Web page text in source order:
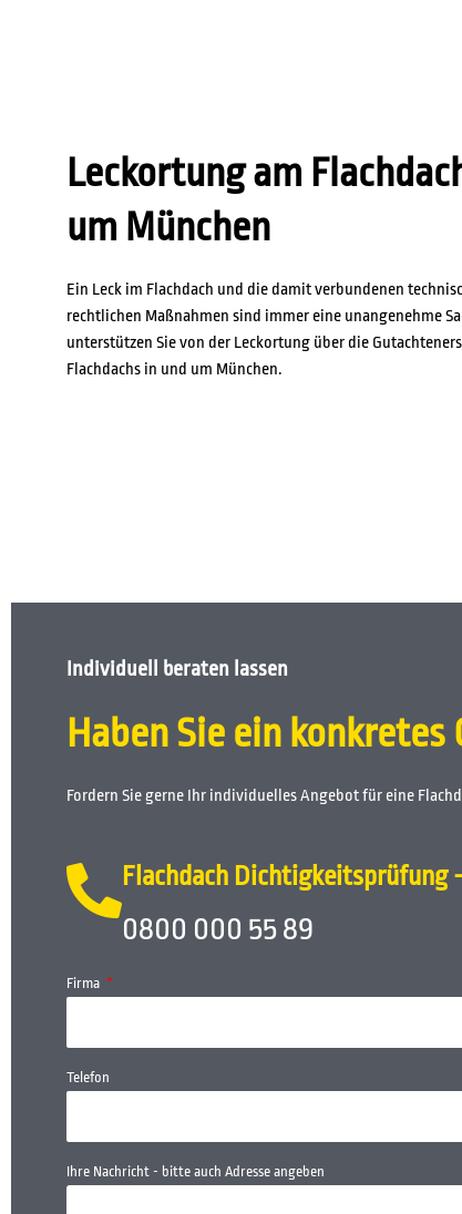
Leckortung am
um München
Ein Leck im Flachdach und die damit verbundenen
rechtlichen Maßnahmen sind immer eine unangenehme
unterstützen Sie von der Leckortung über die
Flachdachs in und um München.
Individuell beraten lassen
Haben Sie ein konkretes
Fordern Sie gerne Ihr individuelles Angebot für eine
Flachdach Dichtigkeitsprüfung
0800 000 55 89
Firma
Telefon
Ihre Nachricht - bitte auch Adresse angeben